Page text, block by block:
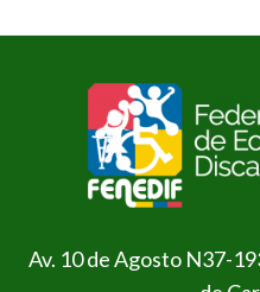
Av. 10 de Agosto N37-